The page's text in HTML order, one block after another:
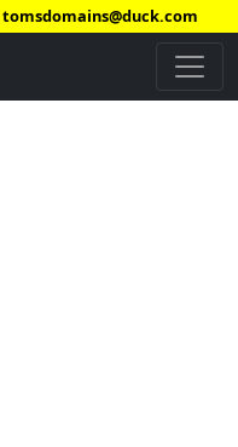
tomsdomains@duck.com